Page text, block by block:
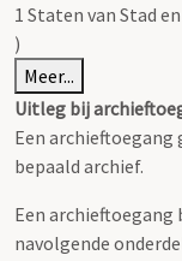
1 Staten van Stad
)
Meer...
Uitleg bij
Een
bepaald archief.
Een
navolgende